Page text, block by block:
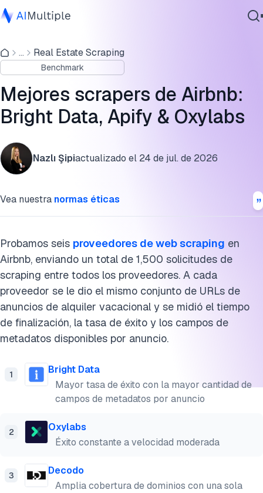
IA agencial
Ciberseguridad
Datos
Software empresarial
Servicios
... Real Estate Scraping
Benchmark
Mejores scrapers de Airbnb:
Bright Data, Apify & Oxylabs
Nazlı Şipiactualizado el 24 de jul. de 2026
Vea nuestra normas éticas
Probamos seis proveedores de web scraping en
Airbnb, enviando un total de 1,500 solicitudes de
scraping entre todos los proveedores. A cada
proveedor se le dio el mismo conjunto de URLs de
anuncios de alquiler vacacional y se midió el tiempo
de finalización, la tasa de éxito y los campos de
metadatos disponibles por anuncio.
1
Bright Data
Mayor tasa de éxito con la mayor cantidad de
campos de metadatos por anuncio
2
Oxylabs
Éxito constante a velocidad moderada
3
Decodo
Amplia cobertura de dominios con una sola
Precios de los scrapers de Airbnb
Resultados del benchmark de scraping de Airbnb
Preguntas frecuentes